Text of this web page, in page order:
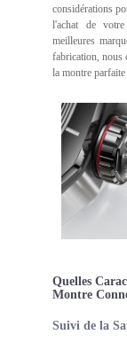
considérations
l'achat de
meilleures
fabrication, nous
la montre
Quelles
Montre
Suivi de la